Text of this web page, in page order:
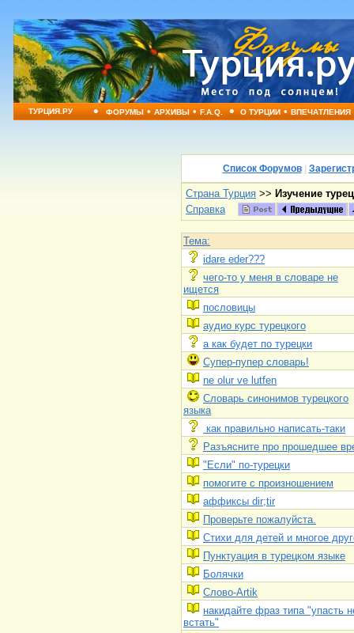
ТУРЦИЯ.РУ • ФОРУМЫ•АРХИВЫ•F.A.Q. • О ТУРЦИИ•ВПЕЧАТЛЕНИЯ
Список Форумов|
Страна Турция >> Изучение
Справка
Тема:
idare eder???
чего-то у меня в словаре не
ищется
пословицы
аудио курс турецкого
а как будет по турецки
Супер-пупер словарь!
ne olur ve lutfen
Словарь синонимов турецкого
языка
как правильно написать-таки
Разъясните про прошедшее
"Если" по-турецки
помогите с произношением
аффиксы dir;tir
Проверьте пожалуйста.
Стихи для детей и многое
Пунктуация в турецком языке
Болячки
Слово-Artik
накидайте фраз типа "упасть
встать"